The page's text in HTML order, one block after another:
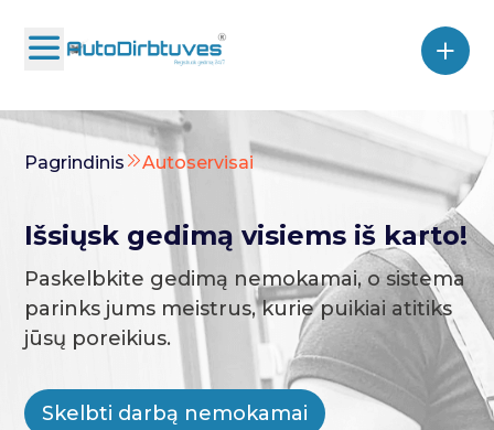
Pagrindinis Autoservisai
Išsiųsk gedimą visiems iš karto!
Paskelbkite gedimą nemokamai, o sistema
parinks jums meistrus, kurie puikiai atitiks
jūsų poreikius.
Skelbti darbą nemokamai